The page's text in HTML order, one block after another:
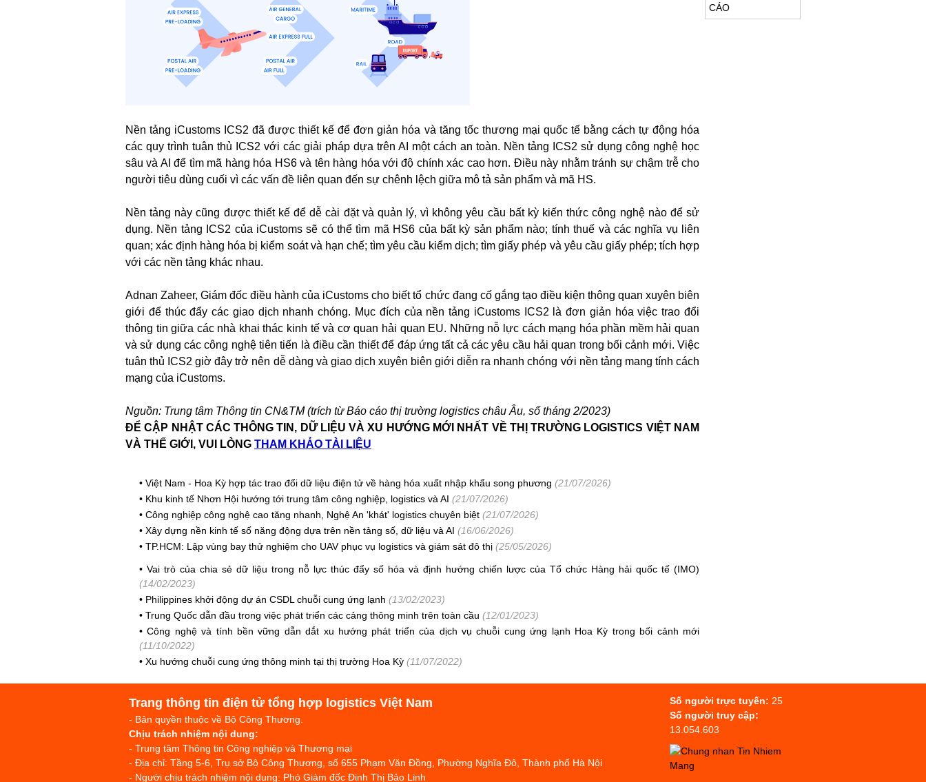
Nền tảng iCustoms ICS2 đã được thiết kế để đơn giản hóa và tăng tốc thương mại quốc tế bằng cách tự động hóa
các quy trình tuân thủ ICS2 với các giải pháp dựa trên AI một cách an toàn. Nền tảng ICS2 sử dụng công nghệ học
sâu và AI để tìm mã hàng hóa HS6 và tên hàng hóa với độ chính xác cao hơn. Điều này nhằm tránh sự chậm trễ cho
người tiêu dùng cuối vì các vấn đề liên quan đến sự chênh lệch giữa mô tả sản phẩm và mã HS.
Nền tảng này cũng được thiết kế để dễ cài đặt và quản lý, vì không yêu cầu bất kỳ kiến thức công nghệ nào để sử
dụng. Nền tảng ICS2 của iCustoms sẽ có thể tìm mã HS6 của bất kỳ sản phẩm nào; tính thuế và các nghĩa vụ liên
quan; xác định hàng hóa bị kiểm soát và hạn chế; tìm yêu cầu kiểm dịch; tìm giấy phép và yêu cầu giấy phép; tích hợp
với các nền tảng khác nhau.
Adnan Zaheer, Giám đốc điều hành của iCustoms cho biết tổ chức đang cố gắng tạo điều kiện thông quan xuyên biên
giới để thúc đẩy các giao dịch nhanh chóng. Mục đích của nền tảng iCustoms ICS2 là đơn giản hóa việc trao đổi
thông tin giữa các nhà khai thác kinh tế và cơ quan hải quan EU. Những nỗ lực cách mạng hóa phần mềm hải quan
và sử dụng các công nghệ tiên tiến là điều cần thiết để đáp ứng tất cả các yêu cầu hải quan trong bối cảnh mới. Việc
tuân thủ ICS2 giờ đây trở nên dễ dàng và giao dịch xuyên biên giới diễn ra nhanh chóng với nền tảng mang tính cách
mạng của iCustoms.
Nguồn: Trung tâm Thông tin CN&TM (trích từ Báo cáo thị trường logistics châu Âu, số tháng 2/2023)
ĐỂ CẬP NHẬT CÁC THÔNG TIN, DỮ LIỆU VÀ XU HƯỚNG MỚI NHẤT VỀ THỊ TRƯỜNG LOGISTICS VIỆT NAM
VÀ THẾ GIỚI, VUI LÒNG THAM KHẢO TÀI LIỆU
• Việt Nam - Hoa Kỳ hợp tác trao đổi dữ liệu điện tử về hàng hóa xuất nhập khẩu song phương (21/07/2026)
• Khu kinh tế Nhơn Hội hướng tới trung tâm công nghiệp, logistics và AI (21/07/2026)
• Công nghiệp công nghệ cao tăng nhanh, Nghệ An 'khát' logistics chuyên biệt (21/07/2026)
• Xây dựng nền kinh tế số năng động dựa trên nền tảng số, dữ liệu và AI (16/06/2026)
• TP.HCM: Lập vùng bay thử nghiệm cho UAV phục vụ logistics và giám sát đô thị (25/05/2026)
• Vai trò của chia sẻ dữ liệu trong nỗ lực thúc đẩy số hóa và định hướng chiến lược của Tổ chức Hàng hải quốc tế (IMO)
(14/02/2023)
• Philippines khởi động dự án CSDL chuỗi cung ứng lạnh (13/02/2023)
• Trung Quốc dẫn đầu trong việc phát triển các cảng thông minh trên toàn cầu (12/01/2023)
•Công nghệ và tính bền vững dẫn dắt xu hướng phát triển của dịch vụ chuỗi cung ứng lạnh Hoa Kỳ trong bối cảnh mới
(11/10/2022)
• Xu hướng chuỗi cung ứng thông minh tại thị trường Hoa Kỳ (11/07/2022)
CÁO
Trang thông tin điện tử tổng hợp logistics Việt Nam
- Bản quyền thuộc về Bộ Công Thương.
Chịu trách nhiệm nội dung:
- Trung tâm Thông tin Công nghiệp và Thương mại
- Địa chỉ: Tầng 5-6, Trụ sở Bộ Công Thương, số 655 Phạm Văn Đồng, Phường Nghĩa Đô, Thành phố Hà Nội
- Người chịu trách nhiệm nội dung: Phó Giám đốc Đinh Thị Bảo Linh
Số người trực tuyến: 25
Số người truy cập:
13.054.603